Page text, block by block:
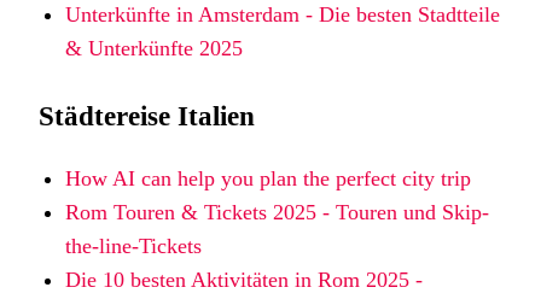
Unterkünfte in Amsterdam - Die besten Stadtteile
& Unterkünfte 2025
Städtereise Italien
How AI can help you plan the perfect city trip
Rom Touren & Tickets 2025 - Touren und Skip-
the-line-Tickets
Die 10 besten Aktivitäten in Rom 2025 -